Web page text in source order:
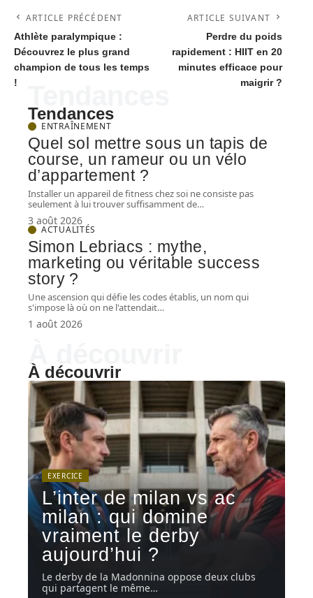
ARTICLE PRÉCÉDENT
Athlète paralympique :
Découvrez le plus grand
champion de tous les temps
!
ARTICLE SUIVANT
Perdre du poids
rapidement : HIIT en 20
minutes efficace pour
maigrir ?
Tendances
ENTRAÎNEMENT
Quel sol mettre sous un tapis de
course, un rameur ou un vélo
d’appartement ?
Installer un appareil de fitness chez soi ne consiste pas
seulement à lui trouver suffisamment de…
3 août 2026
ACTUALITÉS
Simon Lebriacs : mythe,
marketing ou véritable success
story ?
Une ascension qui défie les codes établis, un nom qui
s'impose là où on ne l'attendait…
1 août 2026
À découvrir
EXERCICE
L’inter de milan vs ac
milan : qui domine
vraiment le derby
aujourd’hui ?
Le derby de la Madonnina oppose deux clubs
qui partagent le même…